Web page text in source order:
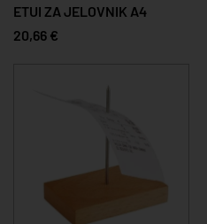
ETUI ZA JELOVNIK A4
20,66 €